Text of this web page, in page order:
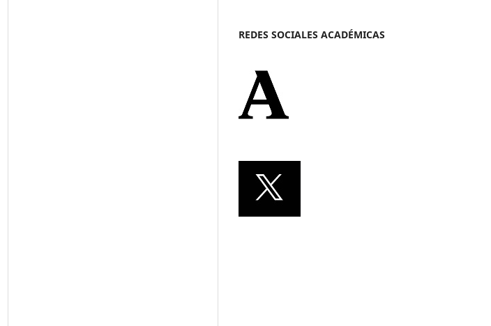
REDES SOCIALES ACADÉMICAS